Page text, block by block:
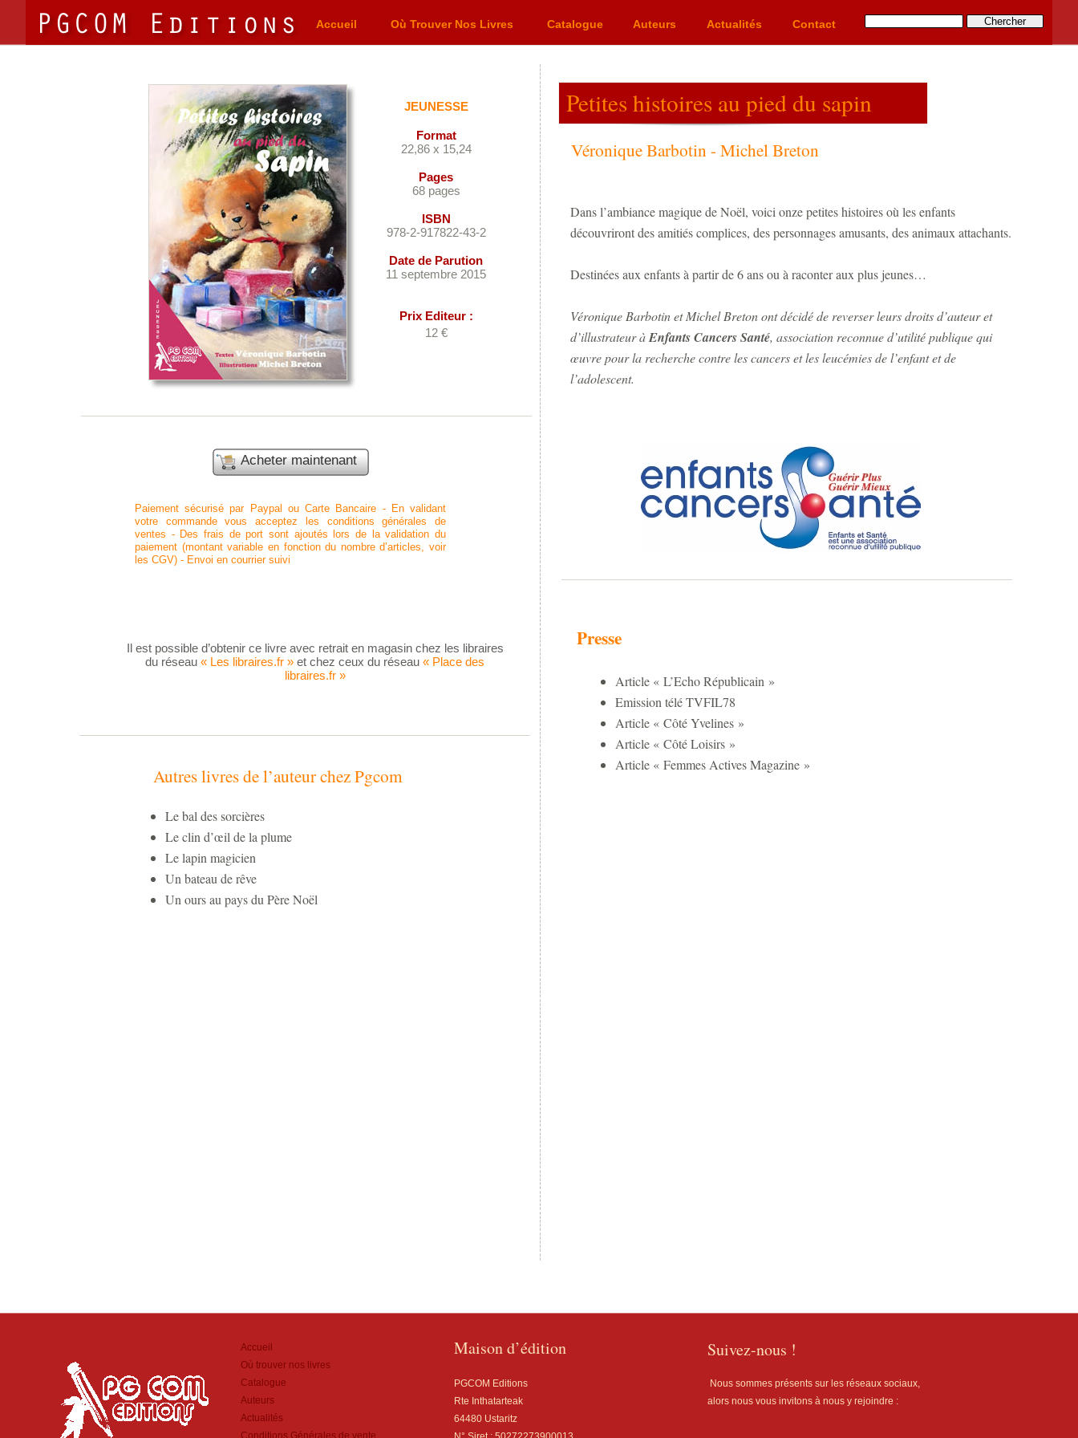
Accueil Où Trouver Nos Livres Catalogue Auteurs Actualités Contact
Accueil
Où trouver nos livres
Catalogue
Auteurs
Actualités
Conditions Générales de vente
Nous sommes présents sur les réseaux sociaux,
alors nous vous invitons à nous y rejoindre :
PGCOM Editions
Rte Inthatarteak
64480 Ustaritz
Suivez-nous !
Maison d’édition
JEUNESSE
Format
22,86 x 15,24
Pages
68 pages
ISBN
978-2-917822-43-2
Date de Parution
11 septembre 2015
Prix Editeur :
12 €
Dans l’ambiance magique de Noël, voici onze petites histoires où les enfants
découvriront des amitiés complices, des personnages amusants, des animaux attachants.
Destinées aux enfants à partir de 6 ans ou à raconter aux plus jeunes…
Véronique Barbotin et Michel Breton ont décidé de reverser leurs droits d’auteur et
d’illustrateur àEnfants Cancers Santé, association reconnue d’utilité publique qui
œuvre pour la recherche contre les cancers et les leucémies de l’enfant et de
l’adolescent.
Petites histoires au pied du sapin
Véronique Barbotin- Michel Breton
Autres livres de l’auteur chez Pgcom
Le bal des sorcières
Le clin d’œil de la plume
Le lapin magicien
Un bateau de rêve
Un ours au pays du Père Noël
Il est possible d’obtenir ce livre avec retrait en magasin chez les libraires
du réseau « Les libraires.fr » et chez ceux du réseau « Place des
libraires.fr»
Presse
Article « L’Echo Républicain »
Emission télé TVFIL78
Article « Côté Yvelines »
Article « Côté Loisirs »
Article « Femmes Actives Magazine »
Acheter maintenant
Paiement sécurisé par Paypal ou Carte Bancaire -En validant
votre commande vous acceptez les conditions générales de
ventes -Des frais de port sont ajoutés lors de la validation du
paiement (montant variable en fonction du nombre d’articles, voir
les CGV) - Envoi en courrier suivi